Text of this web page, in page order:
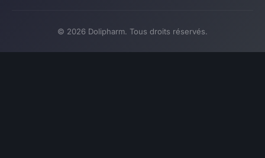
© 2026 Dolipharm. Tous droits réservés.